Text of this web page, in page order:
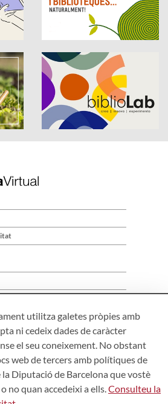
utilitza galetes pròpies amb
ni cedeix dades de caràcter
el seu coneixement. No obstant
web de tercers amb polítiques de
Diputació de Barcelona que vostè
no quan accedeixi a ells.Consulteu la